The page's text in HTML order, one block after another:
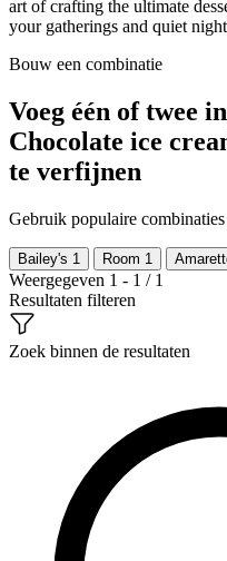
art of crafting the ultimate
your gatherings and quiet
Bouw een combinatie
Voeg één of twee
Chocolate ice
te verfijnen
Gebruik populaire
Bailey's 1 Room 1
Weergegeven 1 - 1 / 1
Resultaten filteren
Zoek binnen de resultaten